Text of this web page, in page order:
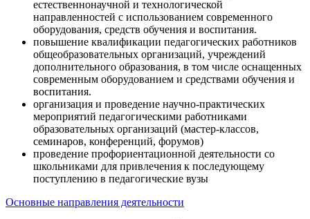
естественнонаучной и технологической
направленностей с использованием современного
оборудования, средств обучения и воспитания.
повышение квалификации педагогических работников
общеобразовательных организаций, учреждений
дополнительного образования, в том числе оснащенных
современным оборудованием и средствами обучения и
воспитания.
организация и проведение научно-практических
мероприятий педагогическими работниками
образовательных организаций (мастер-классов,
семинаров, конференций, форумов)
проведение профориентационной деятельности со
школьниками для привлечения к последующему
поступлению в педагогические вузы
Основные направления деятельности